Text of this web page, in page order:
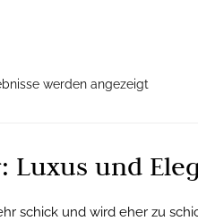
werden angezeigt
Luxus und
schick und wird eher zu